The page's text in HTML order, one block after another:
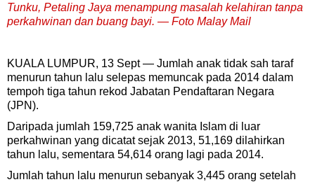
Tunku, Petaling Jaya menampung masalah kelahiran tanpa
perkahwinan dan buang bayi. ― Foto Malay Mail
KUALA LUMPUR, 13 Sept — Jumlah anak tidak sah taraf
menurun tahun lalu selepas memuncak pada 2014 dalam
tempoh tiga tahun rekod Jabatan Pendaftaran Negara
(JPN).
Daripada jumlah 159,725 anak wanita Islam di luar
perkahwinan yang dicatat sejak 2013, 51,169 dilahirkan
tahun lalu, sementara 54,614 orang lagi pada 2014.
Jumlah tahun lalu menurun sebanyak 3,445 orang setelah